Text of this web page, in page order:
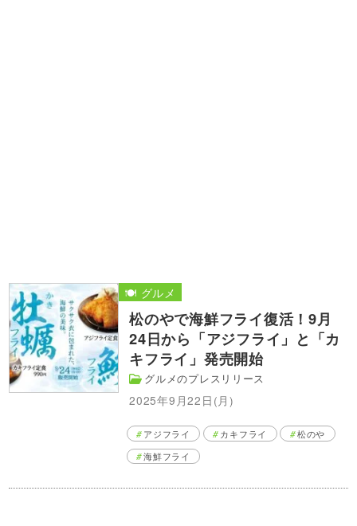
松のやで海鮮フライ復活！9月
24日から「アジフライ」と「カ
キフライ」発売開始
グルメのプレスリリース
2025年9月22日(月)
🍽️ グルメ
アジフライ カキフライ
松のや
海鮮フライ